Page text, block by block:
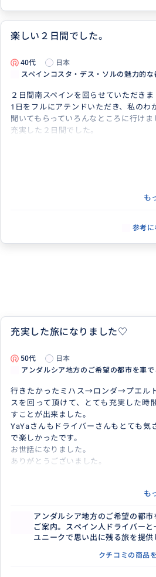
楽しい２日間でした。
40代
日本
スペインコスタ・デス・ソルの魅力的な
２日間南スペインを回らせていただきま
1日をフルにアテンドいただき、私のわ
聞いてもらっていろんなところに行けま
充実した２日間でした。
も
参考に
充実した旅になりました♡
50代
日本
アンダルシア地方のご希望の都市を車
行きたかったミハス→ロンダ→プエル
スを回って頂けて、とても充実した時
すことが出来ました。
YaYaさんもドライバーさんもとても気
で楽しかったです。
お世話になりました。
ありがとうございました。
も
アンダルシア地方のご希望の都市
ご案内。スペイン人ドライバーと
ユニークで思い出に残る旅を提供
クチコミの商品